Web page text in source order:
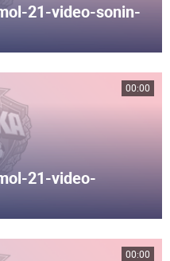
21-video-sonin-
21-video-
00:00
00:00